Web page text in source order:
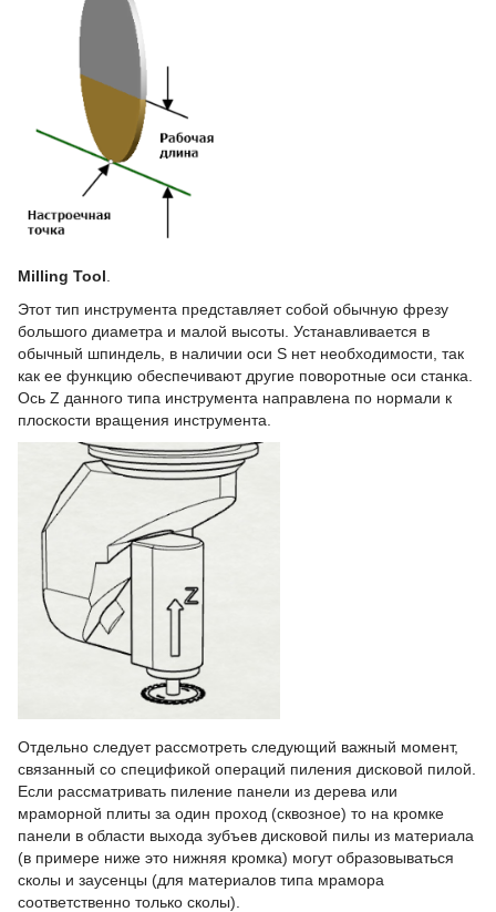
Milling Tool
Этот тип инструмента представляет собой обычную фрезу
большого диаметра и малой высоты. Устанавливается в
обычный шпиндель, в наличии оси S нет необходимости, так
как ее функцию обеспечивают другие поворотные оси станка.
Ось Z данного типа инструмента направлена по нормали к
плоскости вращения инструмента.
Отдельно следует рассмотреть следующий важный момент,
связанный со спецификой операций пиления дисковой пилой.
Если рассматривать пиление панели из дерева или
мраморной плиты за один проход (сквозное) то на кромке
панели в области выхода зубъев дисковой пилы из материала
(в примере ниже это нижняя кромка) могут образовываться
сколы и заусенцы (для материалов типа мрамора
соответственно только сколы).